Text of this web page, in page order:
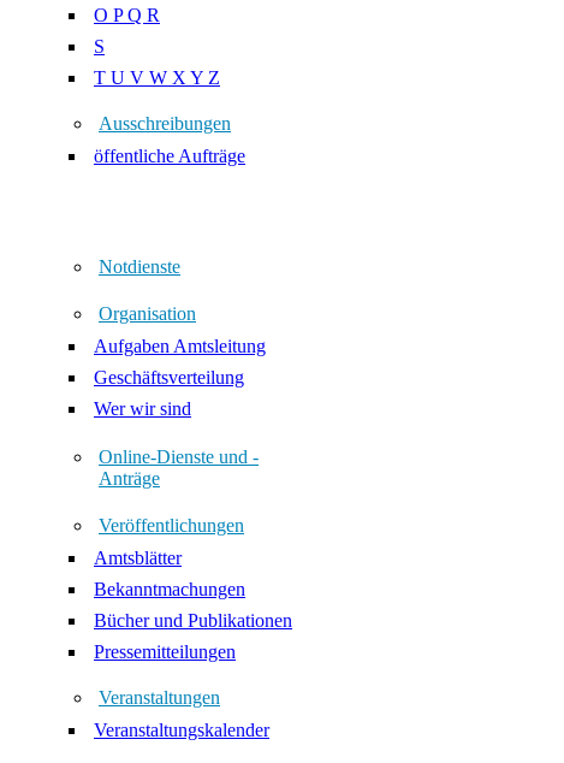
O P Q R
S
T U V W X Y Z
Ausschreibungen
öffentliche Aufträge
Notdienste
Organisation
Aufgaben Amtsleitung
Geschäftsverteilung
Wer wir sind
Online-Dienste und -
Anträge
Veröffentlichungen
Amtsblätter
Bekanntmachungen
Bücher und Publikationen
Pressemitteilungen
Veranstaltungen
Veranstaltungskalender